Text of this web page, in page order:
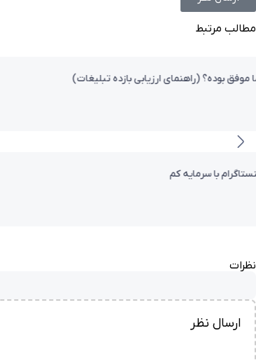
مطالب مرتبط
نمونه متن برای تبلیغ پیج هنری اینستاگرام |
تبلیغات هدفمند یا تبلیغات گسترده؟ کدام
نظرات
ارسال نظر